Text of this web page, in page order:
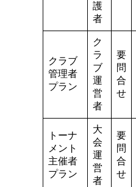
護
者
クラブ
管理者
プラン
ク
ラ
ブ
運
営
者
要
問
合
せ
トーナ
メント
主催者
プラン
大
会
運
営
者
要
問
合
せ